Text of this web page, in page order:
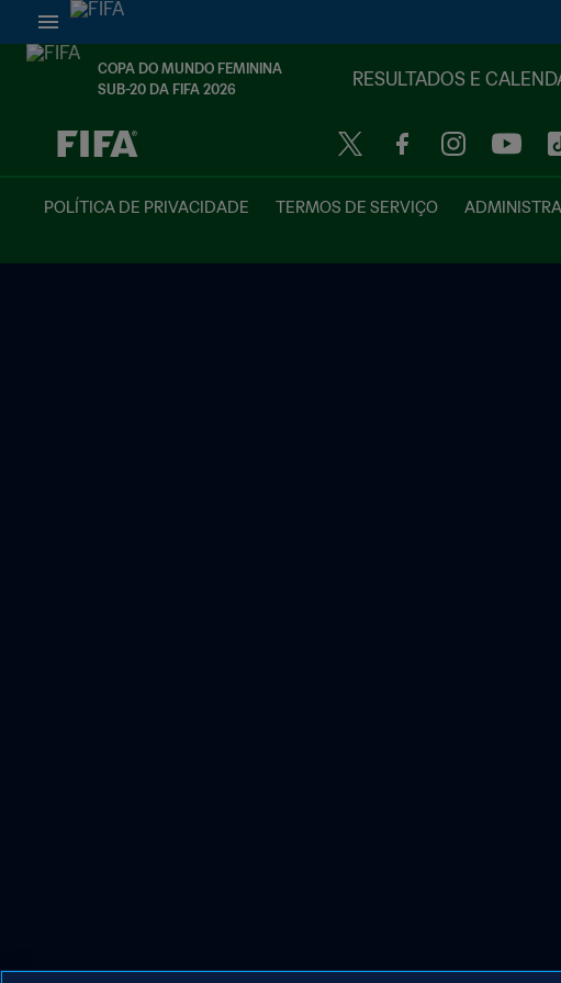
COPA DO MUNDO FEMININA
SUB-20 DA FIFA 2026
RESULTADOS E
TBD x TBD
POLÍTICA DE PRIVACIDADE TERMOS DE SERVIÇO